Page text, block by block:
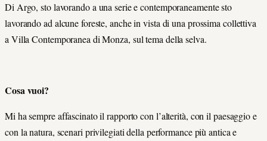
Di Argo, sto lavorando a una serie e contemporaneamente sto
lavorando ad alcune foreste, anche in vista di una prossima collettiva
a Villa Contemporanea di Monza, sul tema della selva.
Cosa vuoi?
Mi ha sempre affascinato il rapporto con l’alterità, con il paesaggio e
con la natura, scenari privilegiati della performance più antica e